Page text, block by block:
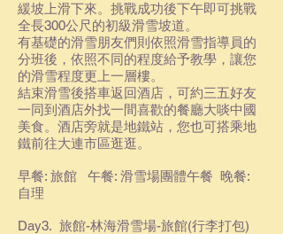
緩坡上滑下來。挑戰成功後下午即可挑戰
全長300公尺的初級滑雪坡道。
有基礎的滑雪朋友們則依照滑雪指導員的
分班後，依照不同的程度給予教學，讓您
的滑雪程度更上一層樓。
結束滑雪後搭車返回酒店，可約三五好友
一同到酒店外找一間喜歡的餐廳大啖中國
美食。酒店旁就是地鐵站，您也可搭乘地
鐵前往大連市區逛逛。
早餐: 旅館 午餐: 滑雪場團體午餐 晚餐:
自理
Day3. 旅館-林海滑雪場-旅館(行李打包)